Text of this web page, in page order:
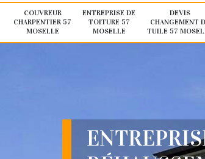
COUVREUR
CHARPENTIER 57
MOSELLE
ENTREPRISE DE
TOITURE 57
MOSELLE
DEVIS
CHANGEMENT
TUILE 57